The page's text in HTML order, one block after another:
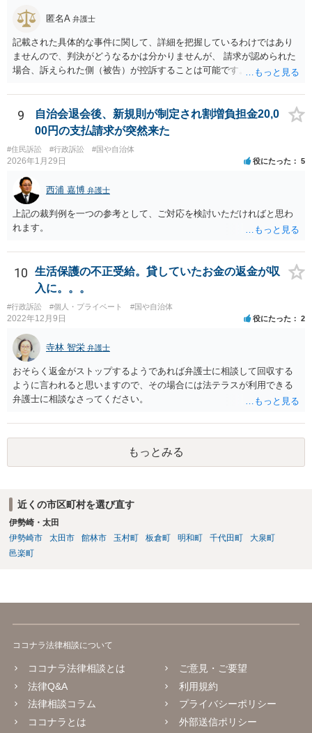
匿名A 弁護士
記載された具体的な事件に関して、詳細を把握しているわけではあり
ませんので、判決がどうなるかは分かりませんが、 請求が認められた
場合、訴えられた側（被告）が控訴することは可能です。 控訴が認め
はできます。 実際に被告に資産がないとなれば、判決で請求が認めら
れたとしても、回収はできません。
9
自治会退会後、新規則が制定され割増負担金20,0
00円の支払請求が突然来た
#住民訴訟 #行政訴訟 #国や自治体
2026年1月29日 役にたった 5
西浦 嘉博 弁護士
上記の裁判例を一つの参考として、ご対応を検討いただければと思わ
れます。
10
生活保護の不正受給。貸していたお金の返金が収
入に。。。
#行政訴訟 #個人・プライベート #国や自治体
2022年12月9日 役にたった 2
寺林 智栄 弁護士
おそらく返金がストップするようであれば弁護士に相談して回収する
ように言われると思いますので、その場合には法テラスが利用できる
弁護士に相談なさってください。
もっとみる
近くの市区町村を選び直す
伊勢崎・太田
伊勢崎市
太田市 館林市 玉村町 板倉町 明和町 千代田町
大泉町
邑楽町
ココナラ法律相談について
ココナラ法律相談とは
法律Q&A
法律相談コラム
ココナラとは
ご意見・ご要望
利用規約
プライバシーポリシー
外部送信ポリシー